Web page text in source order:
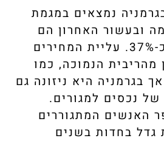
נמצאים במגמת
ובעשור האחרון הם
עלו בממוצע בכ-37%. עליית המחירים
הנמוכה, כמו
בגרמניה היא ניזונה גם
נכסים למגורים.
האנשים המתגוררים
גדל בחדות בשנים